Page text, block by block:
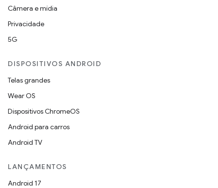
Câmera e mídia
Privacidade
5G
DISPOSITIVOS ANDROID
Telas grandes
Wear OS
Dispositivos ChromeOS
Android para carros
Android TV
LANÇAMENTOS
Android 17